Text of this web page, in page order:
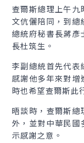
查爾斯總理上午
文伉儷陪同，到總
總統府秘書長蔣彥
長杜筑生。
李副總統首先代表
感謝他多年來對增
時也希望查爾斯此
晤談時，查爾斯
外，並對中華民國
示感謝之意。